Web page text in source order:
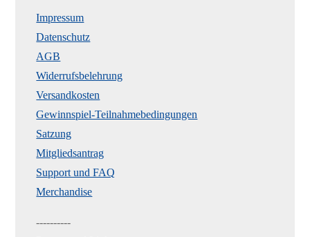
Impressum
Datenschutz
AGB
Widerrufsbelehrung
Versandkosten
Gewinnspiel-Teilnahmebedingungen
Satzung
Mitgliedsantrag
Support und FAQ
Merchandise
----------